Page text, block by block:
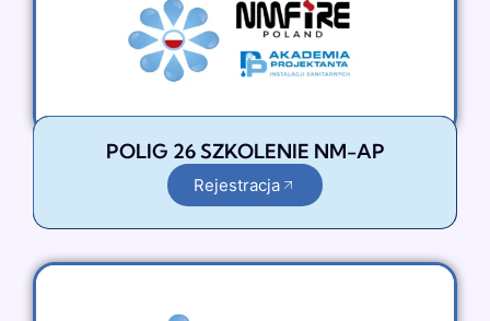
POLIG 26 SZKOLENIE NM-AP
Rejestracja